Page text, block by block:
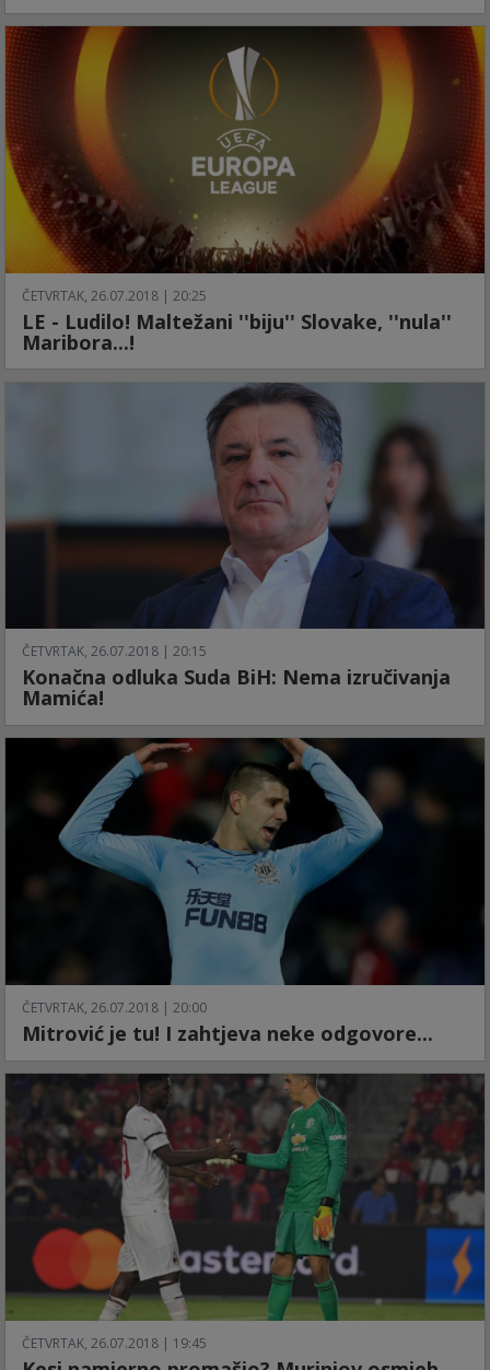
ČETVRTAK, 26.07.2018 | 20:25
LE - Ludilo! Maltežani ''biju'' Slovake, ''nula''
Maribora...!
ČETVRTAK, 26.07.2018 | 20:15
Konačna odluka Suda BiH: Nema izručivanja
Mamića!
ČETVRTAK, 26.07.2018 | 20:00
Mitrović je tu! I zahtjeva neke odgovore...
ČETVRTAK, 26.07.2018 | 19:45